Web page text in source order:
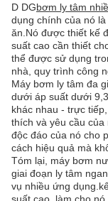
D DGbơm ly tâm
dụng chính của nó
ăn.Nó được thiết kế
suất cao cần thiết
thể được sử dụng
nhà, quy trình công
Máy bơm ly tâm đa
dưới áp suất dưới
khác nhau - trực
thích và yêu cầu
độc đáo của nó cho
cách hiệu quả mà
Tóm lại, máy bơm
giai đoạn ly tâm
vụ nhiều ứng
suất cao, làm cho